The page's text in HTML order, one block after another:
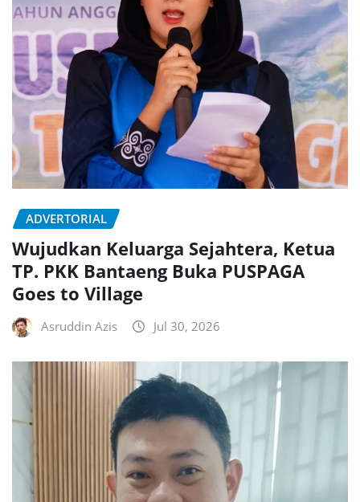
ADVERTORIAL
Wujudkan Keluarga Sejahtera, Ketua
TP. PKK Bantaeng Buka PUSPAGA
Goes to Village
Asruddin Azis Jul 30, 2026